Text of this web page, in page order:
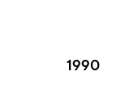
1990